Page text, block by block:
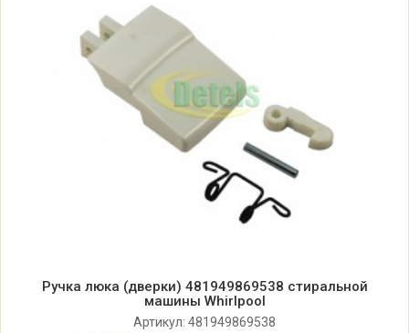
Whirlpool AWG 335 (853733530060)
Whirlpool AWG 335-WH F
Whirlpool AWG 335-WH F
Ручка люка (дверки) 481949869538 стиральной
машины Whirlpool
Артикул: 481949869538